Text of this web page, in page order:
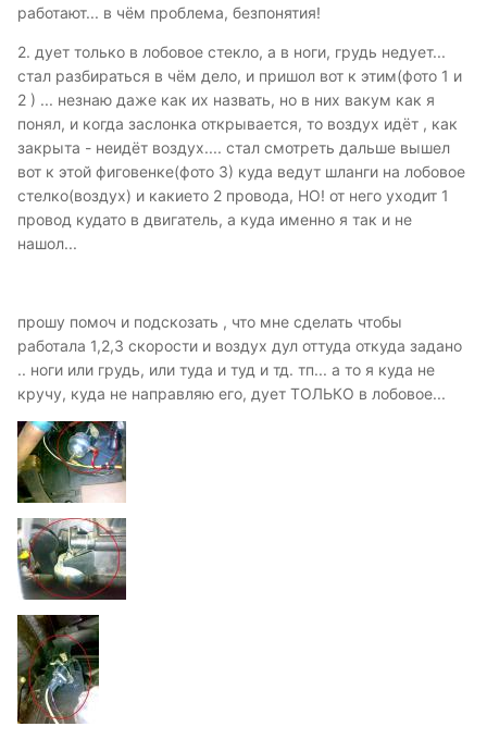
работают... в чём проблема, безпонятия!
2. дует только в лобовое стекло, а в ноги, грудь недует...
стал разбираться в чём дело, и пришол вот к этим(фото 1 и
2 ) ... незнаю даже как их назвать, но в них вакум как я
понял, и когда заслонка открывается, то воздух идёт , как
закрыта - неидёт воздух.... стал смотреть дальше вышел
вот к этой фиговенке(фото 3) куда ведут шланги на лобовое
стелко(воздух) и какието 2 провода, НО! от него уходит 1
провод кудато в двигатель, а куда именно я так и не
нашол...
прошу помоч и подскозать , что мне сделать чтобы
работала 1,2,3 скорости и воздух дул оттуда откуда задано
.. ноги или грудь, или туда и туд и тд. тп... а то я куда не
кручу, куда не направляю его, дует ТОЛЬКО в лобовое...